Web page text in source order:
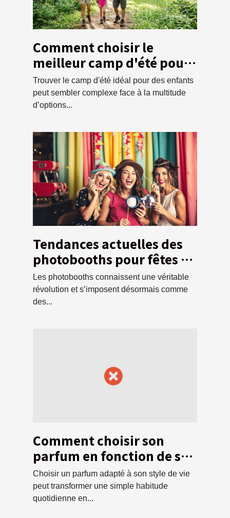
Comment choisir le
meilleur camp d'été pour
vos enfants ?
Trouver le camp d'été idéal pour des enfants
peut sembler complexe face à la multitude
d’options...
Tendances actuelles des
photobooths pour fêtes et
événements
Les photobooths connaissent une véritable
révolution et s’imposent désormais comme
des...
Comment choisir son
parfum en fonction de son
style de vie ?
Choisir un parfum adapté à son style de vie
peut transformer une simple habitude
quotidienne en...